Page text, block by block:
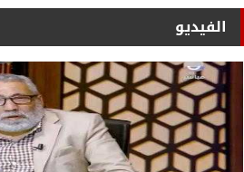
الفيديو